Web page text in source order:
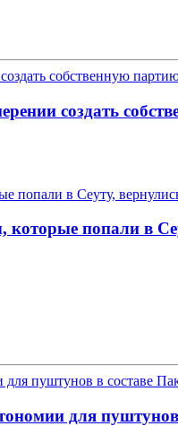
создать
попали в
для пуштунов